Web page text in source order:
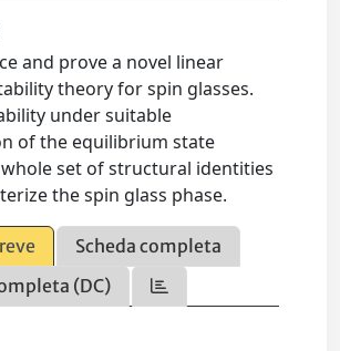
and prove a novel linear
theory for spin glasses.
under suitable
of the equilibrium state
set of structural identities
the spin glass phase.
Scheda completa
(DC)